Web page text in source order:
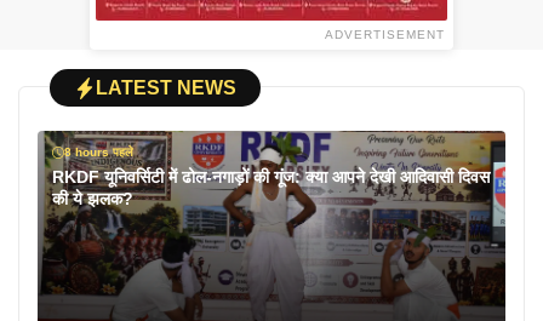
ADVERTISEMENT
LATEST NEWS
8 hours पहले
RKDF यूनिवर्सिटी में ढोल-नगाड़ों की गूंज: क्या आपने देखी आदिवासी दिवस
की ये झलक?